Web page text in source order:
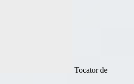
Tocator de